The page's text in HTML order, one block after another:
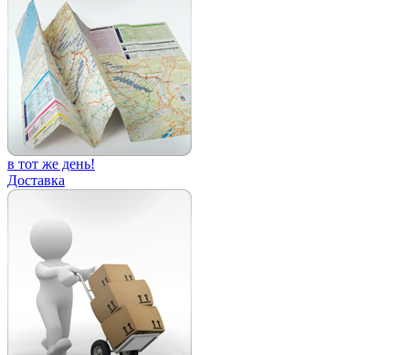
в тот же день!
Доставка